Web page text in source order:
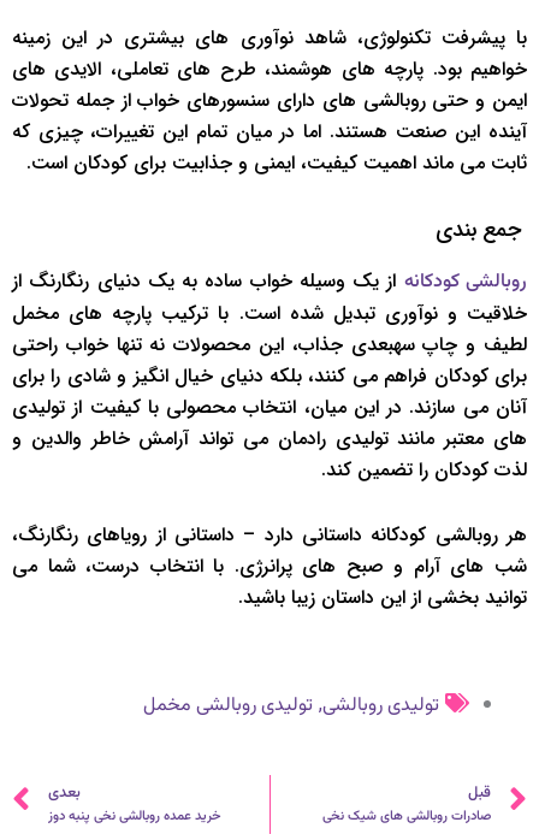
با پیشرفت تکنولوژی، شاهد نوآوری های بیشتری در این زمینه
خواهیم بود. پارچه های هوشمند، طرح های تعاملی، الایدی های
ایمن و حتی روبالشی های دارای سنسورهای خواب از جمله تحولات
آینده این صنعت هستند. اما در میان تمام این تغییرات، چیزی که
ثابت می ماند اهمیت کیفیت، ایمنی و جذابیت برای کودکان است.
جمع بندی
روبالشی کودکانه از یک وسیله خواب ساده به یک دنیای رنگارنگ از
خلاقیت و نوآوری تبدیل شده است. با ترکیب پارچه های مخمل
لطیف و چاپ سه‎بعدی جذاب، این محصولات نه تنها خواب راحتی
برای کودکان فراهم می کنند، بلکه دنیای خیال انگیز و شادی را برای
آنان می سازند. در این میان، انتخاب محصولی با کیفیت از تولیدی
های معتبر مانند تولیدی رادمان می تواند آرامش خاطر والدین و
لذت کودکان را تضمین کند.
هر روبالشی کودکانه داستانی دارد – داستانی از رویاهای رنگارنگ،
شب های آرام و صبح های پرانرژی. با انتخاب درست، شما می
توانید بخشی از این داستان زیبا باشید.
تولیدی روبالشی, تولیدی روبالشی مخمل
قبلی
قبل
صادرات روبالشی های شیک نخی
بعدی
خرید عمده روبالشی نخی پنبه دوز